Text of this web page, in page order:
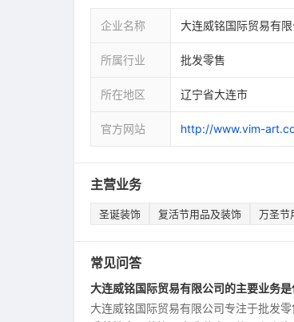
企业名称 大连威铭国际贸易有
所属行业 批发零售
所在地区 辽宁省大连市
官方网站 http://www.vim-
主营业务
圣诞装饰 复活节用品及装饰 万圣节
常见问答
大连威铭国际贸易有限公司的主要业务是
大连威铭国际贸易有限公司专注于批发